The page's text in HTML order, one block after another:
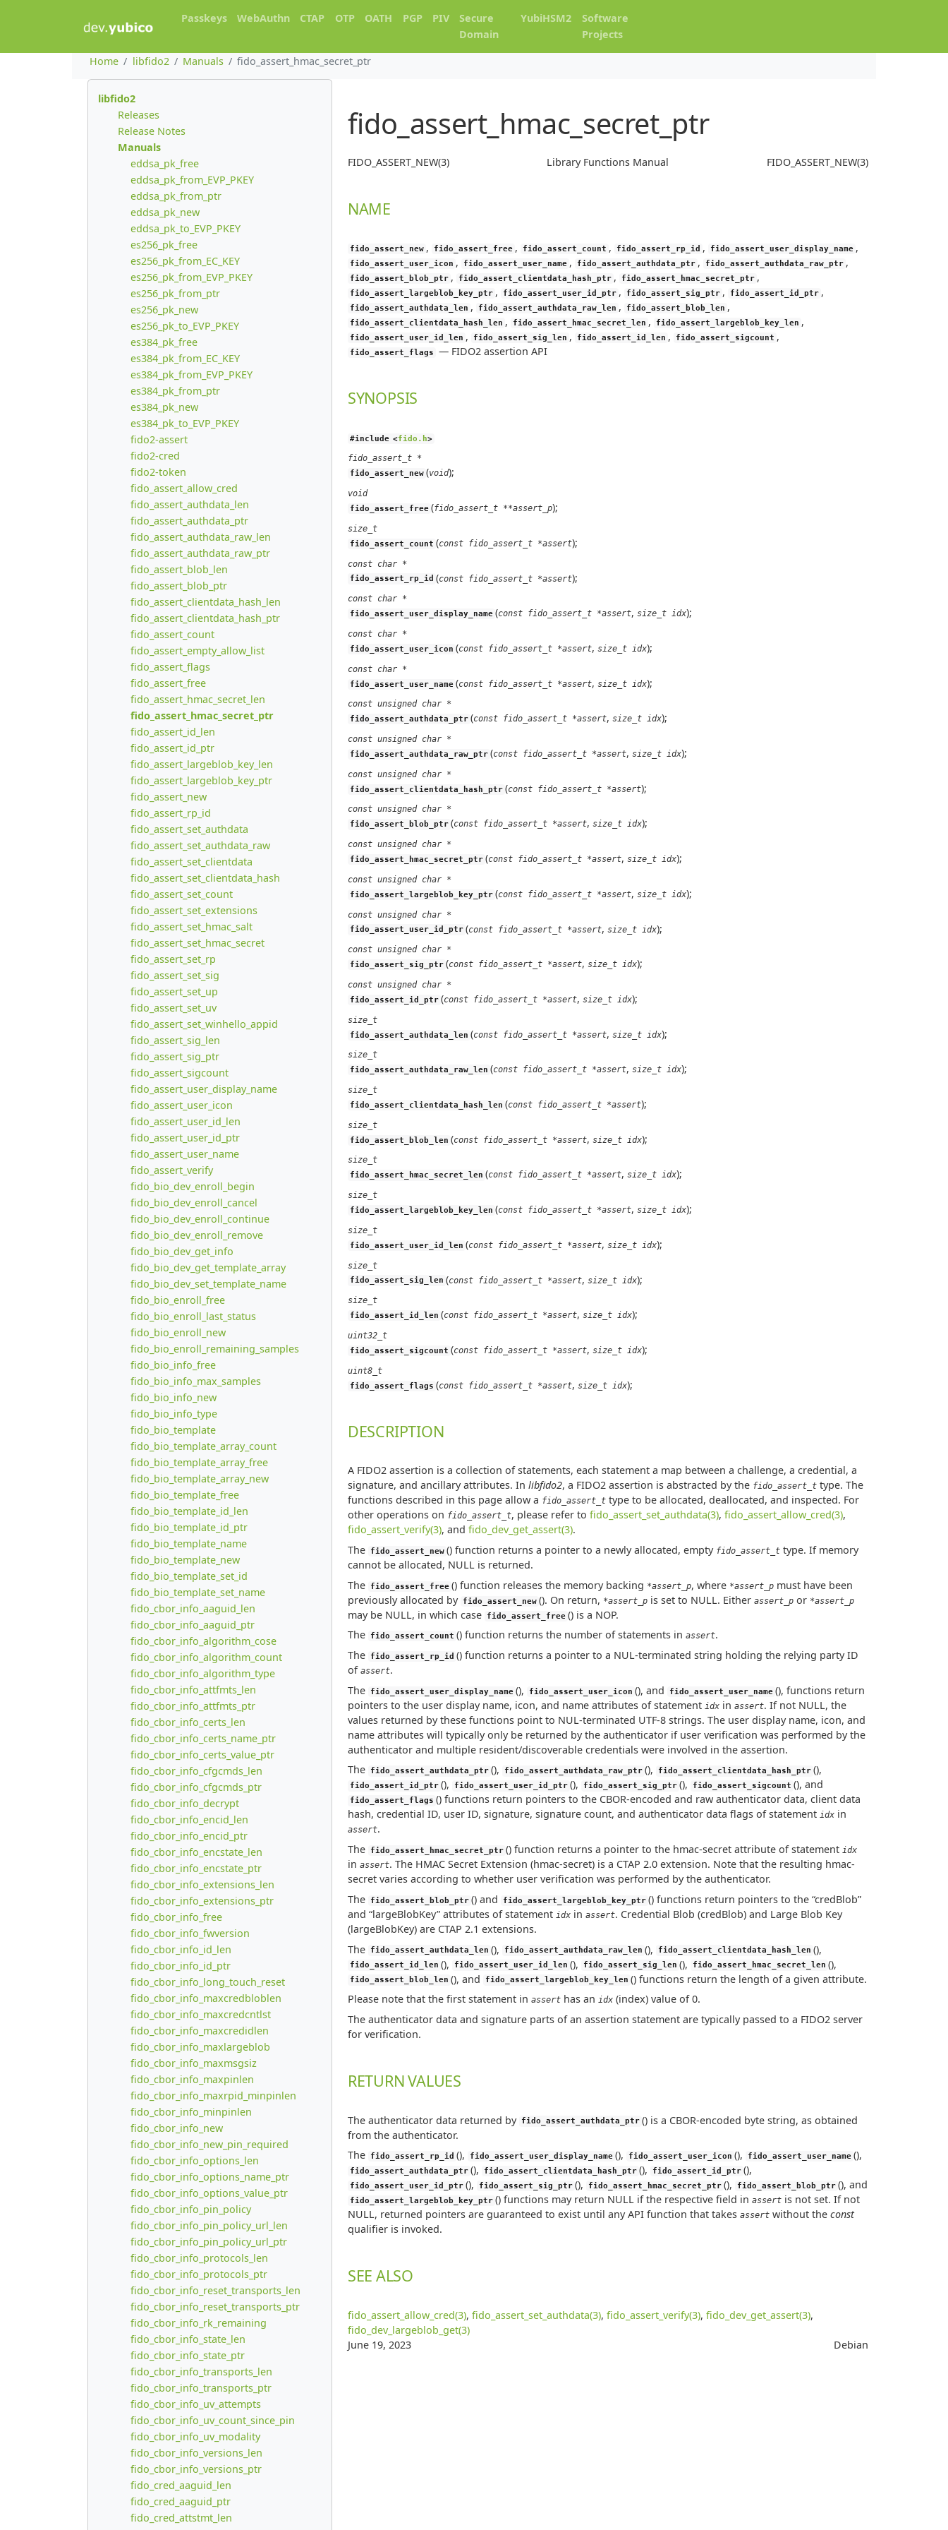
Passkeys WebAuthn CTAP OTP OATH PGP PIV
Secure
Domain
YubiHSM2
Software
Projects
Home
libfido2 Manuals fido_assert_hmac_secret_ptr
libfido2
Releases
Release Notes
Manuals
eddsa_pk_free
eddsa_pk_from_EVP_PKEY
eddsa_pk_from_ptr
eddsa_pk_new
eddsa_pk_to_EVP_PKEY
es256_pk_free
es256_pk_from_EC_KEY
es256_pk_from_EVP_PKEY
es256_pk_from_ptr
es256_pk_new
es256_pk_to_EVP_PKEY
es384_pk_free
es384_pk_from_EC_KEY
es384_pk_from_EVP_PKEY
es384_pk_from_ptr
es384_pk_new
es384_pk_to_EVP_PKEY
fido2-assert
fido2-cred
fido2-token
fido_assert_allow_cred
fido_assert_authdata_len
fido_assert_authdata_ptr
fido_assert_authdata_raw_len
fido_assert_authdata_raw_ptr
fido_assert_blob_len
fido_assert_blob_ptr
fido_assert_clientdata_hash_len
fido_assert_clientdata_hash_ptr
fido_assert_count
fido_assert_empty_allow_list
fido_assert_flags
fido_assert_free
fido_assert_hmac_secret_len
fido_assert_hmac_secret_ptr
fido_assert_id_len
fido_assert_id_ptr
fido_assert_largeblob_key_len
fido_assert_largeblob_key_ptr
fido_assert_new
fido_assert_rp_id
fido_assert_set_authdata
fido_assert_set_authdata_raw
fido_assert_set_clientdata
fido_assert_set_clientdata_hash
fido_assert_set_count
fido_assert_set_extensions
fido_assert_set_hmac_salt
fido_assert_set_hmac_secret
fido_assert_set_rp
fido_assert_set_sig
fido_assert_set_up
fido_assert_set_uv
fido_assert_set_winhello_appid
fido_assert_sig_len
fido_assert_sig_ptr
fido_assert_sigcount
fido_assert_user_display_name
fido_assert_user_icon
fido_assert_user_id_len
fido_assert_user_id_ptr
fido_assert_user_name
fido_assert_verify
fido_bio_dev_enroll_begin
fido_bio_dev_enroll_cancel
fido_bio_dev_enroll_continue
fido_bio_dev_enroll_remove
fido_bio_dev_get_info
fido_bio_dev_get_template_array
fido_bio_dev_set_template_name
fido_bio_enroll_free
fido_bio_enroll_last_status
fido_bio_enroll_new
fido_bio_enroll_remaining_samples
fido_bio_info_free
fido_bio_info_max_samples
fido_bio_info_new
fido_bio_info_type
fido_bio_template
fido_bio_template_array_count
fido_bio_template_array_free
fido_bio_template_array_new
fido_bio_template_free
fido_bio_template_id_len
fido_bio_template_id_ptr
fido_bio_template_name
fido_bio_template_new
fido_bio_template_set_id
fido_bio_template_set_name
fido_cbor_info_aaguid_len
fido_cbor_info_aaguid_ptr
fido_cbor_info_algorithm_cose
fido_cbor_info_algorithm_count
fido_cbor_info_algorithm_type
fido_cbor_info_attfmts_len
fido_cbor_info_attfmts_ptr
fido_cbor_info_certs_len
fido_cbor_info_certs_name_ptr
fido_cbor_info_certs_value_ptr
fido_cbor_info_cfgcmds_len
fido_cbor_info_cfgcmds_ptr
fido_cbor_info_decrypt
fido_cbor_info_encid_len
fido_cbor_info_encid_ptr
fido_cbor_info_encstate_len
fido_cbor_info_encstate_ptr
fido_cbor_info_extensions_len
fido_cbor_info_extensions_ptr
fido_cbor_info_free
fido_cbor_info_fwversion
fido_cbor_info_id_len
fido_cbor_info_id_ptr
fido_cbor_info_long_touch_reset
fido_cbor_info_maxcredbloblen
fido_cbor_info_maxcredcntlst
fido_cbor_info_maxcredidlen
fido_cbor_info_maxlargeblob
fido_cbor_info_maxmsgsiz
fido_cbor_info_maxpinlen
fido_cbor_info_maxrpid_minpinlen
fido_cbor_info_minpinlen
fido_cbor_info_new
fido_cbor_info_new_pin_required
fido_cbor_info_options_len
fido_cbor_info_options_name_ptr
fido_cbor_info_options_value_ptr
fido_cbor_info_pin_policy
fido_cbor_info_pin_policy_url_len
fido_cbor_info_pin_policy_url_ptr
fido_cbor_info_protocols_len
fido_cbor_info_protocols_ptr
fido_cbor_info_reset_transports_len
fido_cbor_info_reset_transports_ptr
fido_cbor_info_rk_remaining
fido_cbor_info_state_len
fido_cbor_info_state_ptr
fido_cbor_info_transports_len
fido_cbor_info_transports_ptr
fido_cbor_info_uv_attempts
fido_cbor_info_uv_count_since_pin
fido_cbor_info_uv_modality
fido_cbor_info_versions_len
fido_cbor_info_versions_ptr
fido_cred_aaguid_len
fido_cred_aaguid_ptr
fido_cred_attstmt_len
fido_assert_hmac_secret_ptr
FIDO_ASSERT_NEW(3) Library Functions Manual FIDO_ASSERT_NEW(3)
NAME
fido_assert_new , fido_assert_free , fido_assert_count , fido_assert_rp_id , fido_assert_user_display_name ,
fido_assert_user_icon , fido_assert_user_name , fido_assert_authdata_ptr , fido_assert_authdata_raw_ptr ,
fido_assert_blob_ptr , fido_assert_clientdata_hash_ptr , fido_assert_hmac_secret_ptr ,
fido_assert_largeblob_key_ptr , fido_assert_user_id_ptr , fido_assert_sig_ptr , fido_assert_id_ptr ,
fido_assert_authdata_len , fido_assert_authdata_raw_len , fido_assert_blob_len ,
fido_assert_clientdata_hash_len , fido_assert_hmac_secret_len , fido_assert_largeblob_key_len ,
fido_assert_user_id_len , fido_assert_sig_len , fido_assert_id_len , fido_assert_sigcount ,
fido_assert_flags — FIDO2 assertion API
SYNOPSIS
#include <fido.h>
fido_assert_t *
fido_assert_new (void);
void
fido_assert_free (fido_assert_t **assert_p);
size_t
fido_assert_count (const fido_assert_t *assert);
const char *
fido_assert_rp_id (const fido_assert_t *assert);
const char *
fido_assert_user_display_name (const fido_assert_t *assert, size_t idx);
const char *
fido_assert_user_icon (const fido_assert_t *assert, size_t idx);
const char *
fido_assert_user_name (const fido_assert_t *assert, size_t idx);
const unsigned char *
fido_assert_authdata_ptr (const fido_assert_t *assert, size_t idx);
const unsigned char *
fido_assert_authdata_raw_ptr (const fido_assert_t *assert, size_t idx);
const unsigned char *
fido_assert_clientdata_hash_ptr (const fido_assert_t *assert);
const unsigned char *
fido_assert_blob_ptr (const fido_assert_t *assert, size_t idx);
const unsigned char *
fido_assert_hmac_secret_ptr (const fido_assert_t *assert, size_t idx);
const unsigned char *
fido_assert_largeblob_key_ptr (const fido_assert_t *assert, size_t idx);
const unsigned char *
fido_assert_user_id_ptr (const fido_assert_t *assert, size_t idx);
const unsigned char *
fido_assert_sig_ptr (const fido_assert_t *assert, size_t idx);
const unsigned char *
fido_assert_id_ptr (const fido_assert_t *assert, size_t idx);
size_t
fido_assert_authdata_len (const fido_assert_t *assert, size_t idx);
size_t
fido_assert_authdata_raw_len (const fido_assert_t *assert, size_t idx);
size_t
fido_assert_clientdata_hash_len (const fido_assert_t *assert);
size_t
fido_assert_blob_len (const fido_assert_t *assert, size_t idx);
size_t
fido_assert_hmac_secret_len (const fido_assert_t *assert, size_t idx);
size_t
fido_assert_largeblob_key_len (const fido_assert_t *assert, size_t idx);
size_t
fido_assert_user_id_len (const fido_assert_t *assert, size_t idx);
size_t
fido_assert_sig_len (const fido_assert_t *assert, size_t idx);
size_t
fido_assert_id_len (const fido_assert_t *assert, size_t idx);
uint32_t
fido_assert_sigcount (const fido_assert_t *assert, size_t idx);
uint8_t
fido_assert_flags (const fido_assert_t *assert, size_t idx);
DESCRIPTION
A FIDO2 assertion is a collection of statements, each statement a map between a challenge, a credential, a
signature, and ancillary attributes. In libfido2, a FIDO2 assertion is abstracted by the fido_assert_ttype. The
functions described in this page allow a fido_assert_ttype to be allocated, deallocated, and inspected. For
other operations on fido_assert_t, please refer to fido_assert_set_authdata(3), fido_assert_allow_cred(3),
fido_assert_verify(3), and fido_dev_get_assert(3).
The
fido_assert_new () function returns a pointer to a newly allocated, empty fido_assert_ttype. If memory
cannot be allocated, NULL is returned.
The
fido_assert_free () function releases the memory backing *assert_p, where *assert_pmust have been
previously allocated by fido_assert_new (). On return, *assert_pis set to NULL. Either assert_por *assert_p
may be NULL, in which case fido_assert_free () is a NOP.
The
fido_assert_count () function returns the number of statements in assert.
The
fido_assert_rp_id () function returns a pointer to a NUL-terminated string holding the relying party ID
of assert.
The
fido_assert_user_display_name (), fido_assert_user_icon (), and fido_assert_user_name (), functions return
pointers to the user display name, icon, and name attributes of statement idxin assert. If not NULL, the
values returned by these functions point to NUL-terminated UTF-8 strings. The user display name, icon, and
name attributes will typically only be returned by the authenticator if user verification was performed by the
authenticator and multiple resident/discoverable credentials were involved in the assertion.
The
fido_assert_authdata_ptr (), fido_assert_authdata_raw_ptr (), fido_assert_clientdata_hash_ptr (),
fido_assert_id_ptr (), fido_assert_user_id_ptr (), fido_assert_sig_ptr (), fido_assert_sigcount (), and
fido_assert_flags () functions return pointers to the CBOR-encoded and raw authenticator data, client data
hash, credential ID, user ID, signature, signature count, and authenticator data flags of statement idxin
assert.
The
fido_assert_hmac_secret_ptr () function returns a pointer to the hmac-secret attribute of statement idx
in assert. The HMAC Secret Extension (hmac-secret) is a CTAP 2.0 extension. Note that the resulting hmac-
secret varies according to whether user verification was performed by the authenticator.
The
fido_assert_blob_ptr () and fido_assert_largeblob_key_ptr () functions return pointers to the “credBlob”
and “largeBlobKey” attributes of statement idxin assert. Credential Blob (credBlob) and Large Blob Key
(largeBlobKey) are CTAP 2.1 extensions.
The
fido_assert_authdata_len (), fido_assert_authdata_raw_len (), fido_assert_clientdata_hash_len (),
fido_assert_id_len (), fido_assert_user_id_len (), fido_assert_sig_len (), fido_assert_hmac_secret_len (),
fido_assert_blob_len (), and fido_assert_largeblob_key_len () functions return the length of a given attribute.
Please note that the first statement in asserthas an idx(index) value of 0.
The authenticator data and signature parts of an assertion statement are typically passed to a FIDO2 server
for verification.
RETURN VALUES
The authenticator data returned by fido_assert_authdata_ptr () is a CBOR-encoded byte string, as obtained
from the authenticator.
The
fido_assert_rp_id (), fido_assert_user_display_name (), fido_assert_user_icon (), fido_assert_user_name (),
fido_assert_authdata_ptr (), fido_assert_clientdata_hash_ptr (), fido_assert_id_ptr (),
fido_assert_user_id_ptr (), fido_assert_sig_ptr (), fido_assert_hmac_secret_ptr (), fido_assert_blob_ptr (), and
fido_assert_largeblob_key_ptr () functions may return NULL if the respective field in assertis not set. If not
NULL, returned pointers are guaranteed to exist until any API function that takes assertwithout the const
qualifier is invoked.
SEE ALSO
fido_assert_allow_cred(3), fido_assert_set_authdata(3), fido_assert_verify(3), fido_dev_get_assert(3),
fido_dev_largeblob_get(3)
June 19, 2023
Debian